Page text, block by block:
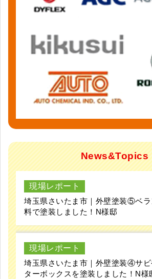
News&Topics
現場レポート
埼玉県さいたま市｜外壁塗装⑤ベ
料で塗装しました！N様邸
現場レポート
埼玉県さいたま市｜外壁塗装④サビ
ターボックスを塗装しました！N様